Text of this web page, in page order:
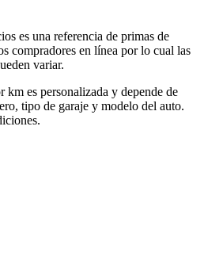
es una referencia de primas de
compradores en línea por lo cual las
variar.
km es personalizada y depende de
tipo de garaje y modelo del auto.